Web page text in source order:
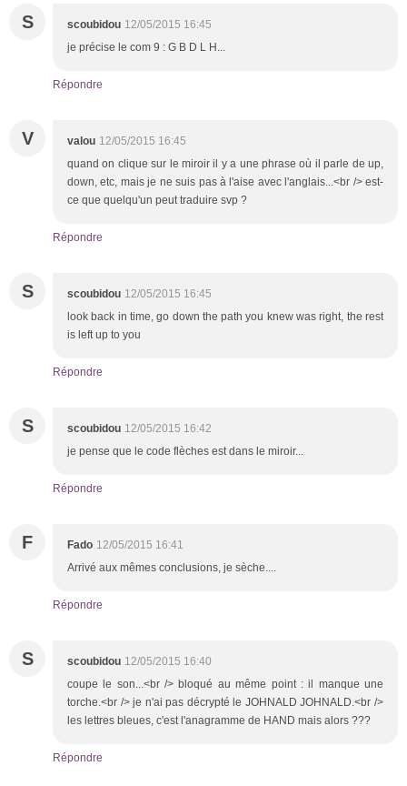
S scoubidou 12/05/2015 16:45
je précise le com 9 : G B D L H...
Répondre
V valou 12/05/2015 16:45
quand on clique sur le miroir il y a une phrase où il parle de up,
down, etc, mais je ne suis pas à l'aise avec l'anglais...<br /> est-
ce que quelqu'un peut traduire svp ?
Répondre
S scoubidou 12/05/2015 16:45
look back in time, go down the path you knew was right, the rest
is left up to you
Répondre
S scoubidou 12/05/2015 16:42
je pense que le code flèches est dans le miroir...
Répondre
F Fado 12/05/2015 16:41
Arrivé aux mêmes conclusions, je sèche....
Répondre
S scoubidou 12/05/2015 16:40
coupe le son...<br /> bloqué au même point : il manque une
torche.<br /> je n'ai pas décrypté le JOHNALD JOHNALD.<br />
les lettres bleues, c'est l'anagramme de HAND mais alors ???
Répondre